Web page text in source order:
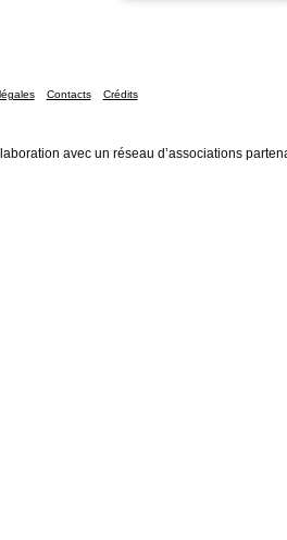
Contacts Crédits
avec un réseau d’associations